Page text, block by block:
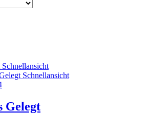
Schnellansicht
Schnellansicht
Gelegt